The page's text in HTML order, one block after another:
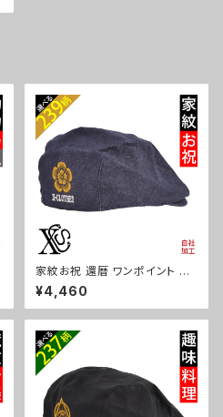
家紋お祝 還暦 ワンポイント 刺
繍 帽子 コットン ハンチング メ
ンズ レディース インナーメッシ
ュ 雑貨 グッズ 自社ブランド 柄
花 木瓜 蔦 桐 クリスマス ori-a
-cap68-b07-s
¥4,460